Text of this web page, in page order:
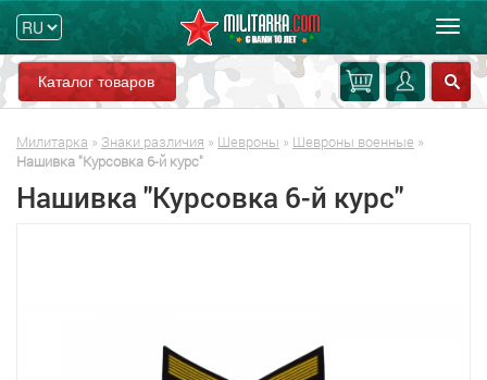
Каталог товаров
Милитарка » Знаки различия » Шевроны » Шевроны военные »
Нашивка "Курсовка 6-й курс"
Нашивка "Курсовка 6-й курс"